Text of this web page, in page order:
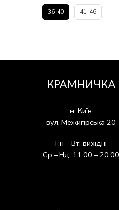
36-40 41-46
КРАМНИЧКА
м. Київ
вул. Межигірська 20
Пн – Вт: вихідні
Ср – Нд: 11:00 – 20:00